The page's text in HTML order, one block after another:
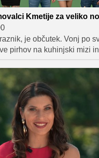
Kmetije za veliko
je občutek. Vonj po
pirhov na kuhinjski mizi
ko se družina zbere
praznovanje
vsak s svojo zgodbo,
posebnostmi. Kako
Žan, Pia, Urška, Alenka in